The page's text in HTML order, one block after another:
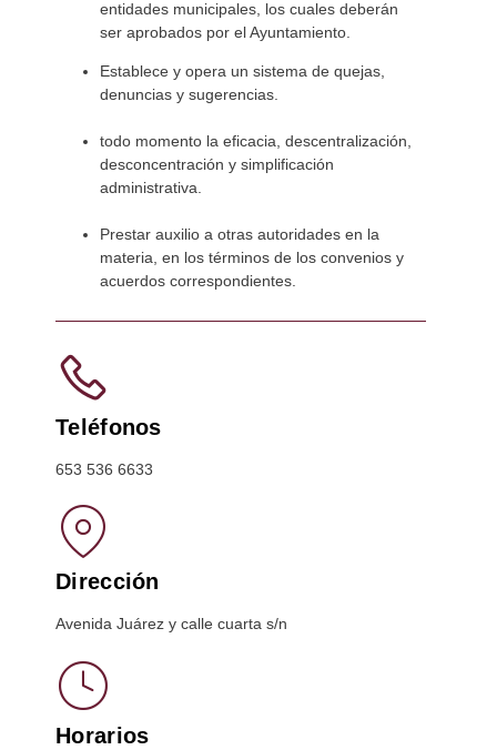
entidades municipales, los cuales deberán
ser aprobados por el Ayuntamiento.
Establece y opera un sistema de quejas,
denuncias y sugerencias.
todo momento la eficacia, descentralización,
desconcentración y simplificación
administrativa.
Prestar auxilio a otras autoridades en la
materia, en los términos de los convenios y
acuerdos correspondientes.
Teléfonos
653 536 6633
Dirección
Avenida Juárez y calle cuarta s/n
Horarios